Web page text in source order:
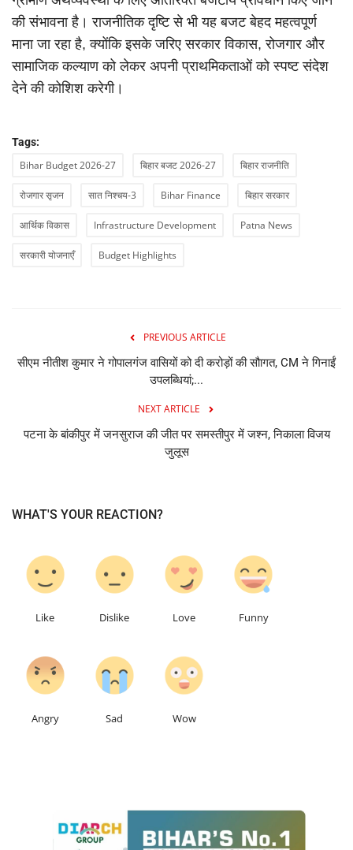
की संभावना है। राजनीतिक दृष्टि से भी यह बजट बेहद महत्वपूर्ण
माना जा रहा है, क्योंकि इसके जरिए सरकार विकास, रोजगार और
सामाजिक कल्याण को लेकर अपनी प्राथमिकताओं को स्पष्ट संदेश
देने की कोशिश करेगी।
Tags:
Bihar Budget 2026-27 बिहार बजट 2026-27 बिहार राजनीति
रोजगार सृजन सात निश्चय-3 Bihar Finance बिहार सरकार
आर्थिक विकास Infrastructure Development Patna News
सरकारी योजनाएँ Budget Highlights
PREVIOUS ARTICLE
सीएम नीतीश कुमार ने गोपालगंज वासियों को दी करोड़ों की सौागत, CM ने गिनाईं
उपलब्धियां;...
NEXT ARTICLE
पटना के बांकीपुर में जनसुराज की जीत पर समस्तीपुर में जश्न, निकाला विजय
जुलूस
WHAT'S YOUR REACTION?
Like Dislike Love Funny
Angry Sad Wow